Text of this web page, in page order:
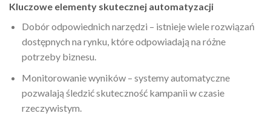
Kluczowe elementy skutecznej automatyzacji
Dobór odpowiednich narzędzi – istnieje wiele rozwiązań
dostępnych na rynku, które odpowiadają na różne
potrzeby biznesu.
Monitorowanie wyników – systemy automatyczne
pozwalają śledzić skuteczność kampanii w czasie
rzeczywistym.